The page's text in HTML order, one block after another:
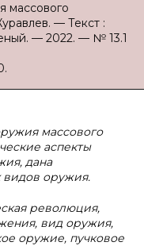
массового
— Текст :
— 2022. — № 13.1
массового
аспекты
дана
видов оружия.
революция,
вид оружия,
оружие, пучковое